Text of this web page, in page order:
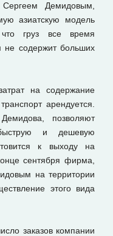
Демидовым,
азиатскую модель
что груз все время
не содержит больших
на содержание
арендуется.
позволяют
и дешевую
к выходу на
сентября фирма,
на территории
этого вида
заказов компании